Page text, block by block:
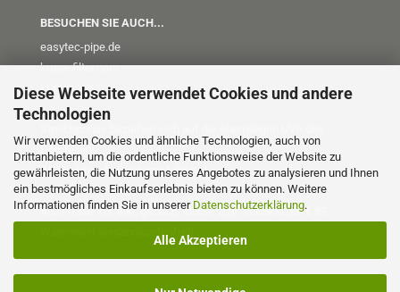
Diese Webseite verwendet Cookies und andere
Technologien
Wir verwenden Cookies und ähnliche Technologien, auch von
Drittanbietern, um die ordentliche Funktionsweise der Website zu
gewährleisten, die Nutzung unseres Angebotes zu analysieren und Ihnen
ein bestmögliches Einkaufserlebnis bieten zu können. Weitere
Informationen finden Sie in unserer Datenschutzerklärung.
Alle Akzeptieren
BESUCHEN SIE AUCH...
easytec-pipe.de
kruse-filter.com
kt-plus .de
Herstellers
(UVP = Unverb. Preisempfehlung)
Alle Preise in € inkl. gesetzl. MwSt. zzgl. Versand (ab € 89
Warenwert versandkostenfrei)